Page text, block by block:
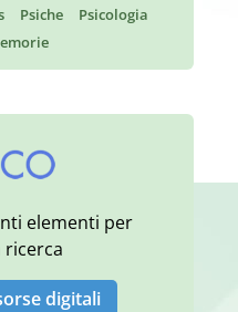
Psiche
Psicologia
elementi per
digitali